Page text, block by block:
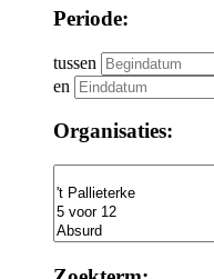
Periode:
tussen
en
Organisaties: